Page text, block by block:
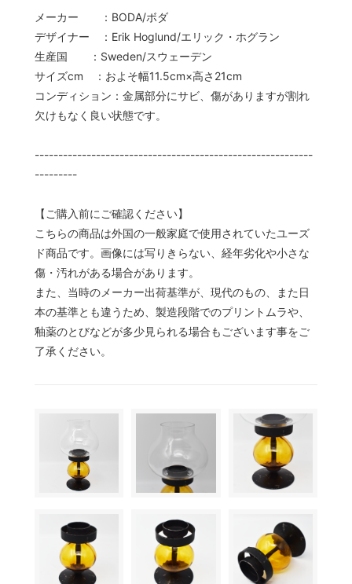
メーカー ：BODA/ボダ
デザイナー ：Erik Hoglund/エリック・ホグラン
生産国 ：Sweden/スウェーデン
サイズcm ：およそ幅11.5cm×高さ21cm
コンディション：金属部分にサビ、傷がありますが割れ
欠けもなく良い状態です。
-----------------------------------------------------------
---------
【ご購入前にご確認ください】
こちらの商品は外国の一般家庭で使用されていたユーズ
ド商品です。画像には写りきらない、経年劣化や小さな
傷・汚れがある場合があります。
また、当時のメーカー出荷基準が、現代のもの、また日
本の基準とも違うため、製造段階でのプリントムラや、
釉薬のとびなどが多少見られる場合もございます事をご
了承ください。